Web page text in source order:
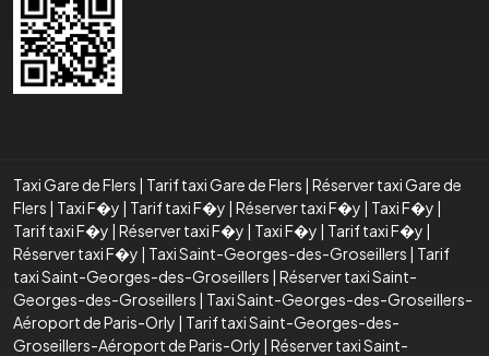
Taxi Gare de Flers | Tarif taxi Gare de Flers | Réserver taxi Gare de
Flers | Taxi F�y | Tarif taxi F�y | Réserver taxi F�y | Taxi F�y |
Tarif taxi F�y | Réserver taxi F�y | Taxi F�y | Tarif taxi F�y |
Réserver taxi F�y | Taxi Saint-Georges-des-Groseillers | Tarif
taxi Saint-Georges-des-Groseillers | Réserver taxi Saint-
Georges-des-Groseillers | Taxi Saint-Georges-des-Groseillers-
Aéroport de Paris-Orly | Tarif taxi Saint-Georges-des-
Groseillers-Aéroport de Paris-Orly | Réserver taxi Saint-